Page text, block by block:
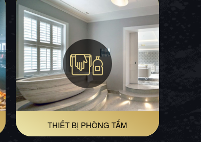
THIẾT BỊ PHÒNG TẮM